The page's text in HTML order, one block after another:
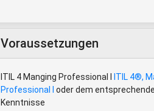
Voraussetzungen
ITIL 4 Manging Professional I
ITIL 4®,
Professional I
oder dem entsprechende
Kenntnisse